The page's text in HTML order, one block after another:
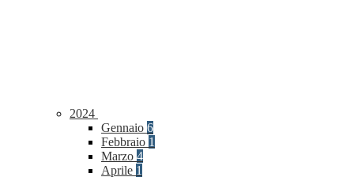
2024
Gennaio 6
Febbraio 1
Marzo 4
Aprile 1